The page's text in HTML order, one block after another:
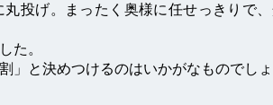
投げ。まったく奥様に任せっきりで
た。
」と決めつけるのはいかがなものでしょ